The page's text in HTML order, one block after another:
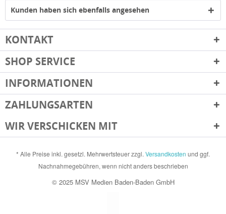
Kunden haben sich ebenfalls angesehen
KONTAKT
SHOP SERVICE
INFORMATIONEN
ZAHLUNGSARTEN
WIR VERSCHICKEN MIT
* Alle Preise inkl. gesetzl. Mehrwertsteuer zzgl. Versandkosten und ggf.
Nachnahmegebühren, wenn nicht anders beschrieben
© 2025 MSV Medien Baden-Baden GmbH